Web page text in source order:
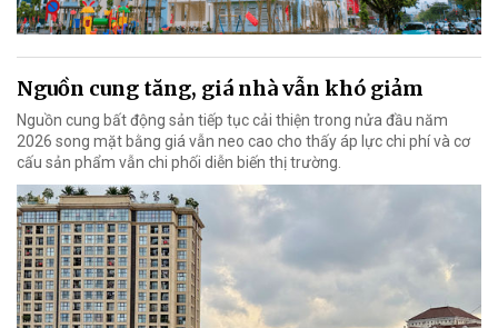
Nguồn cung tăng, giá nhà vẫn khó giảm
Nguồn cung bất động sản tiếp tục cải thiện trong nửa đầu năm
2026 song mặt bằng giá vẫn neo cao cho thấy áp lực chi phí và cơ
cấu sản phẩm vẫn chi phối diễn biến thị trường.